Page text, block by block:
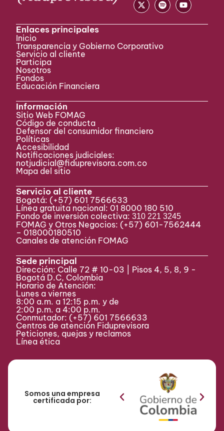
Enlaces principales
Inicio
Transparencia y Gobierno Corporativo
Servicio al cliente
Participa ​
Nosotros
Fondos
Educación Financiera
Información
Sitio Web FOMAG
Código de conducta
Defensor del consumidor financiero
Políticas
Accesibilidad
Notificaciones judiciales:
notjudicial@fiduprevisora.com.co
Mapa del sitio
Servicio al cliente
Bogotá: (+57) 601 7566633
Línea gratuita nacional: 01 8000 180 510
Fondo de inversión colectiva:310 221 3245
FOMAG y Otros Negocios: (+57) 601-7562444
– 018000180510
Canales de atención FOMAG
Sede principal
Dirección: Calle 72 # 10-03 | Pisos 4, 5, 8, 9 -
Bogotá D.C, Colombia
Horario de Atención:
Lunes a viernes
8:00 a.m. a 12:15 p.m. y de
2:00 p.m. a 4:00 p.m.
Conmutador: (+57) 601 7566633
Centros de atención Fiduprevisora
Peticiones, quejas y reclamos
Línea ética
Somos una empresa
certificada por: